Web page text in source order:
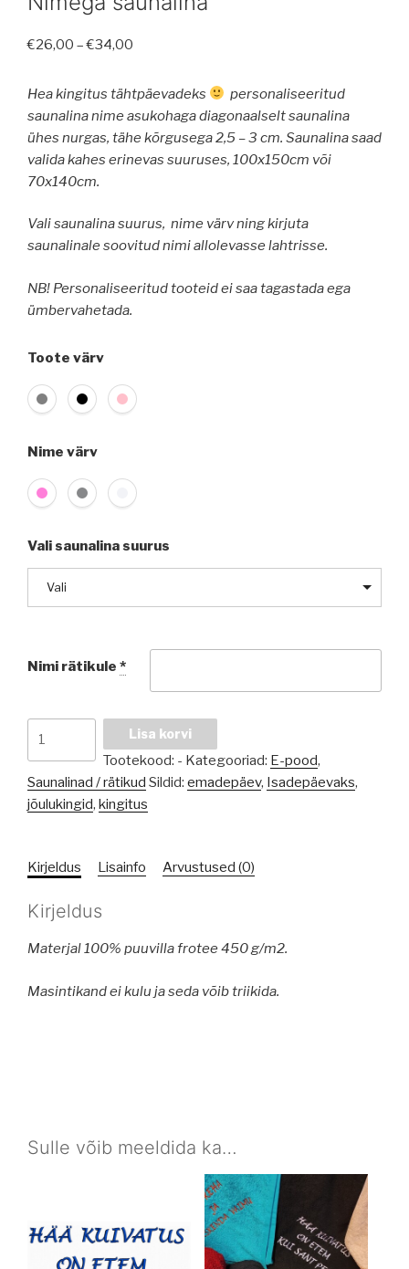
€26,00 – €34,00
€26,00
through
€34,00
Hea kingitus tähtpäevadeks
personaliseeritud
saunalina nime asukohaga diagonaalselt saunalina
ühes nurgas, tähe kõrgusega 2,5 – 3 cm. Saunalina saad
valida kahes erinevas suuruses, 100x150cm või
70x140cm.
Vali saunalina suurus, nime värv ning kirjuta
saunalinale soovitud nimi allolevasse lahtrisse.
NB! Personaliseeritud tooteid ei saa tagastada ega
ümbervahetada.
Toote värv
Nime värv
Vali saunalina suurus
Vali
Nimi rätikule *
Lisa korvi
Tootekood: - Kategooriad: E-pood,
Saunalinad / rätikud Sildid: emadepäev, Isadepäevaks,
jõulukingid, kingitus
Kirjeldus Lisainfo Arvustused (0)
Kirjeldus
Materjal 100% puuvilla frotee 450 g/m2.
Masintikand ei kulu ja seda võib triikida.
Sulle võib meeldida ka…